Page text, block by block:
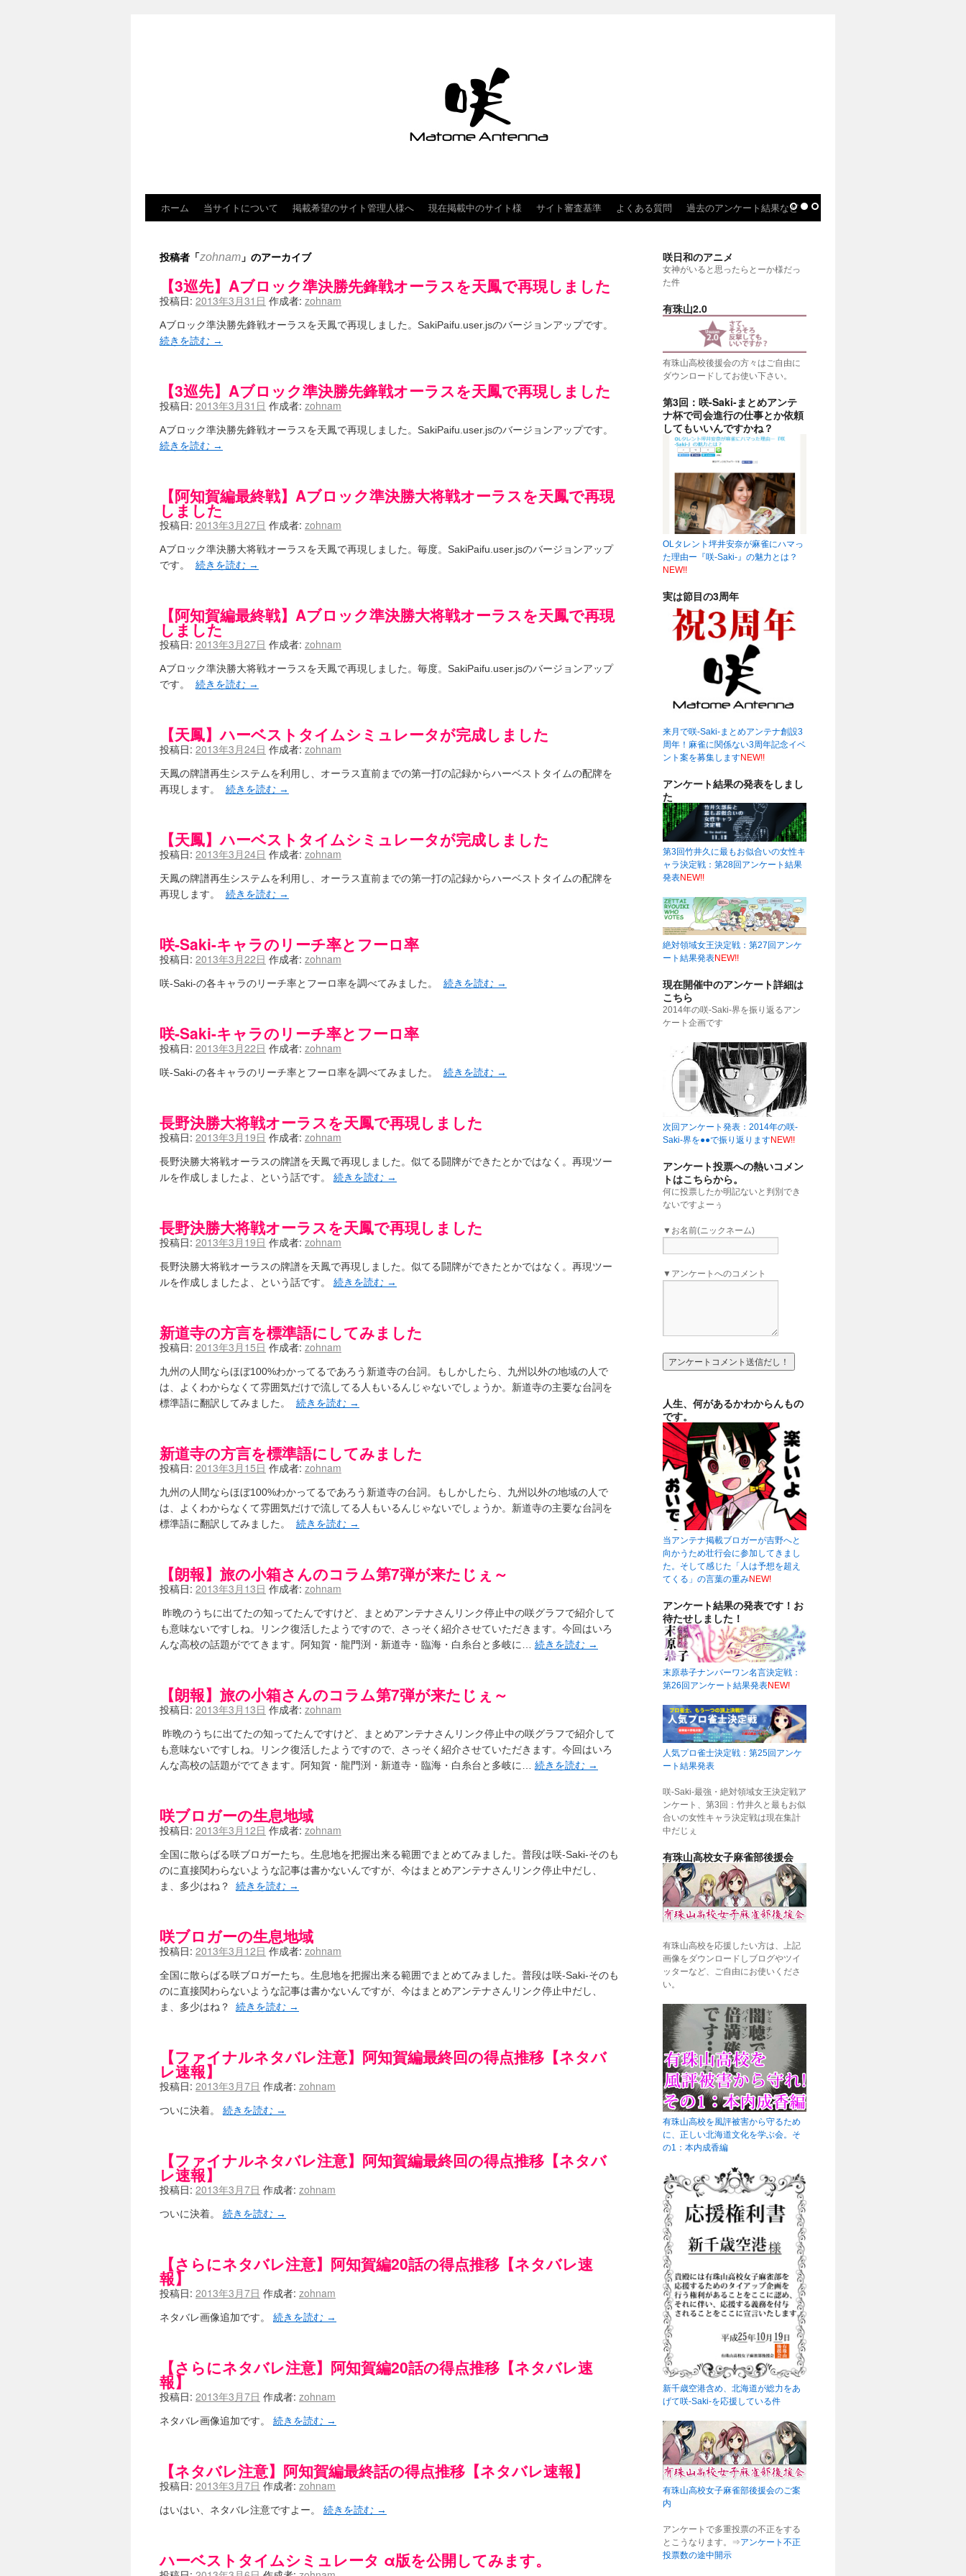
ホーム 当サイトについて 掲載希望のサイト管理人様へ 現在掲載中のサイト様 サイト審査基準 よくある質問 過去のアンケート結果など
投稿者「zohnam 」のアーカイブ
【3巡先】Aブロック準決勝先鋒戦オーラスを天鳳で再現しました
投稿日: 2013年3月31日 作成者: zohnam
Aブロック準決勝先鋒戦オーラスを天鳳で再現しました。SakiPaifu.user.jsのバージョンアップです。
続きを読む →
【3巡先】Aブロック準決勝先鋒戦オーラスを天鳳で再現しました
投稿日: 2013年3月31日 作成者: zohnam
Aブロック準決勝先鋒戦オーラスを天鳳で再現しました。SakiPaifu.user.jsのバージョンアップです。
続きを読む →
【阿知賀編最終戦】Aブロック準決勝大将戦オーラスを天鳳で再現
しました
投稿日: 2013年3月27日 作成者: zohnam
Aブロック準決勝大将戦オーラスを天鳳で再現しました。毎度。SakiPaifu.user.jsのバージョンアップ
です。 続きを読む →
【阿知賀編最終戦】Aブロック準決勝大将戦オーラスを天鳳で再現
しました
投稿日: 2013年3月27日 作成者: zohnam
Aブロック準決勝大将戦オーラスを天鳳で再現しました。毎度。SakiPaifu.user.jsのバージョンアップ
です。 続きを読む →
【天鳳】ハーベストタイムシミュレータが完成しました
投稿日: 2013年3月24日 作成者: zohnam
天鳳の牌譜再生システムを利用し、オーラス直前までの第一打の記録からハーベストタイムの配牌を
再現します。 続きを読む →
【天鳳】ハーベストタイムシミュレータが完成しました
投稿日: 2013年3月24日 作成者: zohnam
天鳳の牌譜再生システムを利用し、オーラス直前までの第一打の記録からハーベストタイムの配牌を
再現します。 続きを読む →
咲-Saki-キャラのリーチ率とフーロ率
投稿日: 2013年3月22日 作成者: zohnam
咲-Saki-の各キャラのリーチ率とフーロ率を調べてみました。 続きを読む →
咲-Saki-キャラのリーチ率とフーロ率
投稿日: 2013年3月22日 作成者: zohnam
咲-Saki-の各キャラのリーチ率とフーロ率を調べてみました。 続きを読む →
長野決勝大将戦オーラスを天鳳で再現しました
投稿日: 2013年3月19日 作成者: zohnam
長野決勝大将戦オーラスの牌譜を天鳳で再現しました。似てる闘牌ができたとかではなく。再現ツー
ルを作成しましたよ、という話です。 続きを読む →
長野決勝大将戦オーラスを天鳳で再現しました
投稿日: 2013年3月19日 作成者: zohnam
長野決勝大将戦オーラスの牌譜を天鳳で再現しました。似てる闘牌ができたとかではなく。再現ツー
ルを作成しましたよ、という話です。 続きを読む →
新道寺の方言を標準語にしてみました
投稿日: 2013年3月15日 作成者: zohnam
九州の人間ならほぼ100%わかってるであろう新道寺の台詞。もしかしたら、九州以外の地域の人で
は、よくわからなくて雰囲気だけで流してる人もいるんじゃないでしょうか。新道寺の主要な台詞を
標準語に翻訳してみました。 続きを読む →
新道寺の方言を標準語にしてみました
投稿日: 2013年3月15日 作成者: zohnam
九州の人間ならほぼ100%わかってるであろう新道寺の台詞。もしかしたら、九州以外の地域の人で
は、よくわからなくて雰囲気だけで流してる人もいるんじゃないでしょうか。新道寺の主要な台詞を
標準語に翻訳してみました。 続きを読む →
【朗報】旅の小箱さんのコラム第7弾が来たじぇ～
投稿日: 2013年3月13日 作成者: zohnam
昨晩のうちに出てたの知ってたんですけど、まとめアンテナさんリンク停止中の咲グラフで紹介して
も意味ないですしね。リンク復活したようですので、さっそく紹介させていただきます。今回はいろ
んな高校の話題がでてきます。阿知賀・龍門渕・新道寺・臨海・白糸台と多岐に… 続きを読む →
【朗報】旅の小箱さんのコラム第7弾が来たじぇ～
投稿日: 2013年3月13日 作成者: zohnam
昨晩のうちに出てたの知ってたんですけど、まとめアンテナさんリンク停止中の咲グラフで紹介して
も意味ないですしね。リンク復活したようですので、さっそく紹介させていただきます。今回はいろ
んな高校の話題がでてきます。阿知賀・龍門渕・新道寺・臨海・白糸台と多岐に… 続きを読む →
咲ブロガーの生息地域
投稿日: 2013年3月12日 作成者: zohnam
全国に散らばる咲ブロガーたち。生息地を把握出来る範囲でまとめてみました。普段は咲-Saki-そのも
のに直接関わらないような記事は書かないんですが、今はまとめアンテナさんリンク停止中だし、
ま、多少はね？ 続きを読む →
咲ブロガーの生息地域
投稿日: 2013年3月12日 作成者: zohnam
全国に散らばる咲ブロガーたち。生息地を把握出来る範囲でまとめてみました。普段は咲-Saki-そのも
のに直接関わらないような記事は書かないんですが、今はまとめアンテナさんリンク停止中だし、
ま、多少はね？ 続きを読む →
【ファイナルネタバレ注意】阿知賀編最終回の得点推移【ネタバ
レ速報】
投稿日: 2013年3月7日 作成者: zohnam
ついに決着。 続きを読む →
【ファイナルネタバレ注意】阿知賀編最終回の得点推移【ネタバ
レ速報】
投稿日: 2013年3月7日 作成者: zohnam
ついに決着。 続きを読む →
【さらにネタバレ注意】阿知賀編20話の得点推移【ネタバレ速
報】
投稿日: 2013年3月7日 作成者: zohnam
ネタバレ画像追加です。 続きを読む →
【さらにネタバレ注意】阿知賀編20話の得点推移【ネタバレ速
報】
投稿日: 2013年3月7日 作成者: zohnam
ネタバレ画像追加です。 続きを読む →
【ネタバレ注意】阿知賀編最終話の得点推移【ネタバレ速報】
投稿日: 2013年3月7日 作成者: zohnam
はいはい、ネタバレ注意ですよー。 続きを読む →
ハーベストタイムシミュレータ α版を公開してみます。
咲日和のアニメ
女神がいると思ったらとーか様だっ
た件
有珠山2.0
有珠山高校後援会の方々はご自由に
ダウンロードしてお使い下さい。
第3回：咲-Saki-まとめアンテ
ナ杯で司会進行の仕事とか依頼
してもいいんですかね？
OLタレント坪井安奈が麻雀にハマっ
た理由ー『咲-Saki-』の魅力とは？
NEW!!
実は節目の3周年
来月で咲-Saki-まとめアンテナ創設3
周年！麻雀に関係ない3周年記念イベ
ント案を募集しますNEW!!
アンケート結果の発表をしまし
た
第3回竹井久に最もお似合いの女性キ
ャラ決定戦：第28回アンケート結果
発表NEW!!
絶対領域女王決定戦：第27回アンケ
ート結果発表NEW!!
現在開催中のアンケート詳細は
こちら
2014年の咲-Saki-界を振り返るアン
ケート企画です
次回アンケート発表：2014年の咲-
Saki-界を●●で振り返りますNEW!!
アンケート投票への熱いコメン
トはこちらから。
何に投票したか明記ないと判別でき
ないですよーぅ
▼お名前(ニックネーム)
▼アンケートへのコメント
人生、何があるかわからんもの
です。
当アンテナ掲載ブロガーが吉野へと
向かうため壮行会に参加してきまし
た。そして感じた「人は予想を超え
てくる」の言葉の重みNEW!
アンケート結果の発表です！お
待たせしました！
末原恭子ナンバーワン名言決定戦：
第26回アンケート結果発表NEW!
人気プロ雀士決定戦：第25回アンケ
ート結果発表
咲-Saki-最強・絶対領域女王決定戦ア
ンケート、第3回：竹井久と最もお似
合いの女性キャラ決定戦は現在集計
中だじぇ
有珠山高校女子麻雀部後援会
有珠山高校を応援したい方は、上記
画像をダウンロードしブログやツイ
ッターなど、ご自由にお使いくださ
い。
有珠山高校を風評被害から守るため
に、正しい北海道文化を学ぶ会。そ
の1：本内成香編
新千歳空港含め、北海道が総力をあ
げて咲-Saki-を応援している件
有珠山高校女子麻雀部後援会のご案
内
アンケートで多重投票の不正をする
とこうなります。⇒アンケート不正
投票数の途中開示